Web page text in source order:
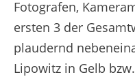
Fotografen,
ersten 3 der
plaudernd
Lipowitz in Gelb